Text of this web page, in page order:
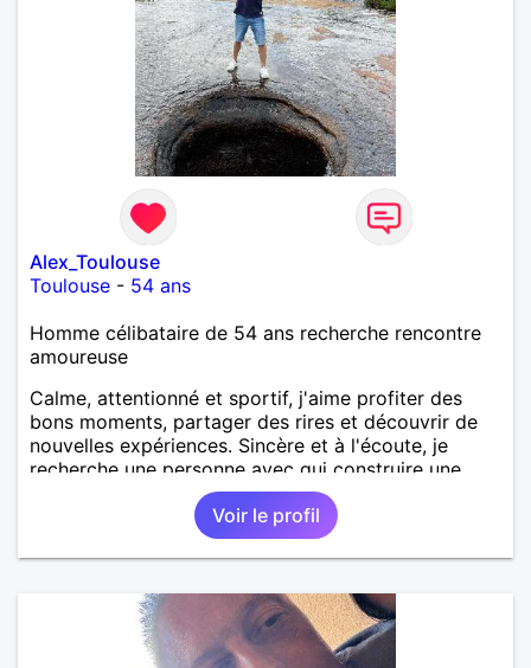
Alex_Toulouse
Toulouse - 54 ans
Homme célibataire de 54 ans recherche rencontre
amoureuse
Calme, attentionné et sportif, j'aime profiter des
bons moments, partager des rires et découvrir de
nouvelles expériences. Sincère et à l'écoute, je
recherche une personne avec qui construire une
belle complicité et une relation authentique.
Voir le profil